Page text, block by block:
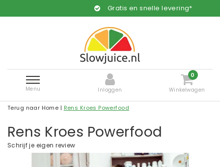
Gratis en snelle levering*
Menu Inloggen
0
Winkelwagen
Terug naar Home | Rens Kroes Powerfood
Rens Kroes Powerfood
Schrijf je eigen review